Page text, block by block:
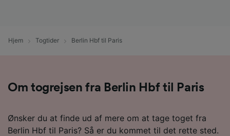
Hjem Togtider Berlin Hbf til Paris
Om togrejsen fra Berlin Hbf til Paris
Ønsker du at finde ud af mere om at tage toget fra
Berlin Hbf til Paris? Så er du kommet til det rette sted.